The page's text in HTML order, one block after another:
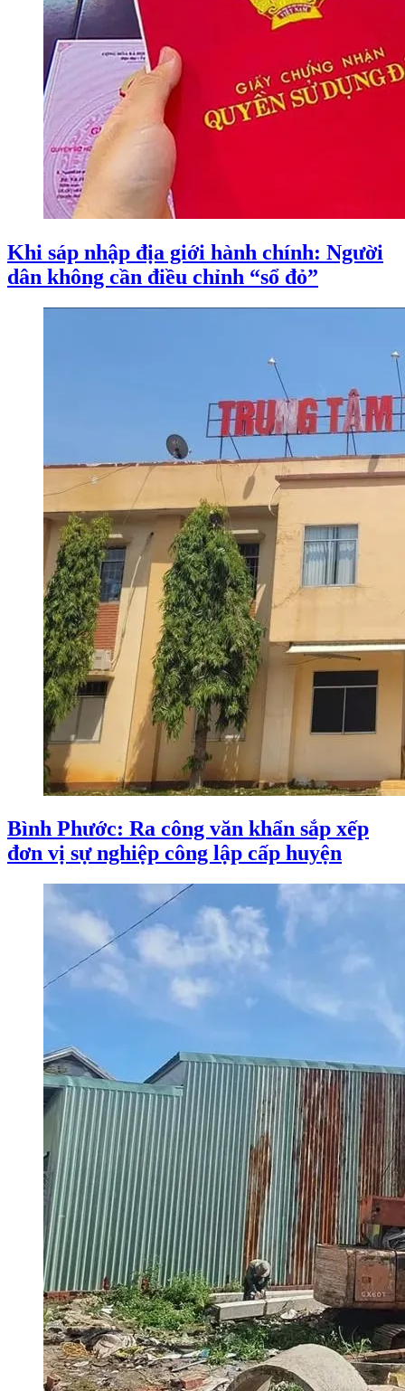
Khi sáp nhập địa giới hành chính: Người
dân không cần điều chỉnh “sổ đỏ”
Bình Phước: Ra công văn khẩn sắp xếp
đơn vị sự nghiệp công lập cấp huyện